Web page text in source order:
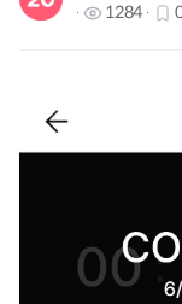
1284